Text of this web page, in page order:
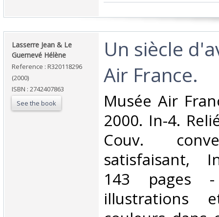
‎Lasserre Jean & Le
Guernevé Hélène‎
Reference : R320118296
(2000)
ISBN : 2742407863
See the book
‎Un siècle
Air France.‎
‎Musée Air
2000. In-4.
Couv.
satisfaisant,
143 pages -
illustrations